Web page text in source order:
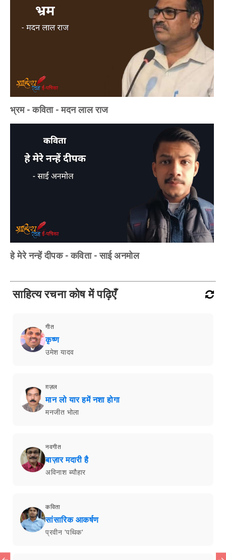
भ्रम - कविता - मदन लाल राज
हे मेरे नन्हें दीपक - कविता - साई अनमोल
साहित्य रचना कोष में पढ़िएँ
गीत
कृष्ण
उमेश यादव
ग़ज़ल
मान लो यार हमें नशा होगा
मनजीत भोला
नवगीत
बाज़ार मदारी है
अविनाश ब्यौहार
कविता
सांसारिक आकर्षण
प्रवीन 'पथिक'